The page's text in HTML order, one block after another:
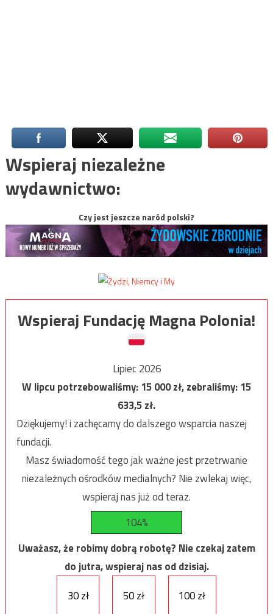
Wspieraj niezależne
wydawnictwo:
Czy jest jeszcze naród polski?
Wspieraj Fundację Magna Polonia!
Lipiec 2026
W lipcu potrzebowaliśmy:15 000zł, zebraliśmy:15
633,5zł.
Dziękujemy! i zachęcamy do dalszego wsparcia naszej
fundacji.
Masz świadomość tego jak ważne jest przetrwanie
niezależnych ośrodków medialnych? Nie zwlekaj więc,
wspieraj nas już od teraz.
104%
Uważasz, że robimy dobrą robotę? Nie czekaj zatem
do jutra, wspieraj nas od dzisiaj.
30 zł
50 zł 100 zł